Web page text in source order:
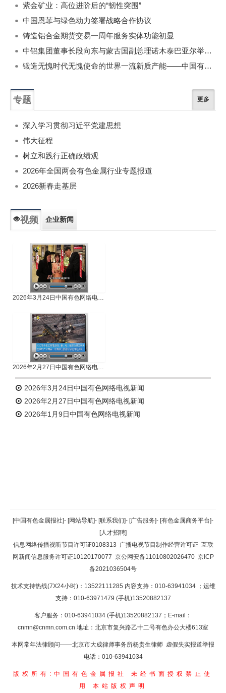
紫金矿业：高位进阶后的“韧性突围”
中国恩菲与绿色动力签署战略合作协议
铸造铝合金期货交易一周年服务实体功能初显
中铝集团董事长段向东与蒙古国副总理诺木泰巴亚尔举行会谈
锻造无愧时代无愧使命的世界一流新质产能——中国有色金属工业的战略应对与破局之道（二）
专题 更多
深入学习贯彻习近平党建思想
伟大征程
树立和践行正确政绩观
2026年全国两会有色金属行业专题报道
2026新春走基层
视频 企业新闻
2026年3月24日中国有色网络电视新闻
2026年2月27日中国有色网络电视新闻
2026年3月24日中国有色网络电视新闻
2026年2月27日中国有色网络电视新闻
2026年1月9日中国有色网络电视新闻
返回顶部
返回首页
[中国有色金属报社]- [网站导航]- [联系我们]- [广告服务]- [有色金属商务平台]-
[人才招聘]
信息网络传播视听节目许可证0108313 广播电视节目制作经营许可证 互联
网新闻信息服务许可证10120170077 京公网安备11010802026470 京ICP
备2021036504号
技术支持热线(7X24小时)：13522111285 内容支持：010-63941034 ；运维
支持：010-63971479 (手机)13520882137
客户服务：010-63941034 (手机)13520882137；E-mail：
cnmn@cnmn.com.cn 地址：北京市复兴路乙十二号有色办公大楼613室
本网常年法律顾问——北京市大成律师事务所杨贵生律师 虚假失实报道举报
电话：010-63941034
版权所有:中国有色金属报社
未经书面授权禁止使
用 本站版权声明